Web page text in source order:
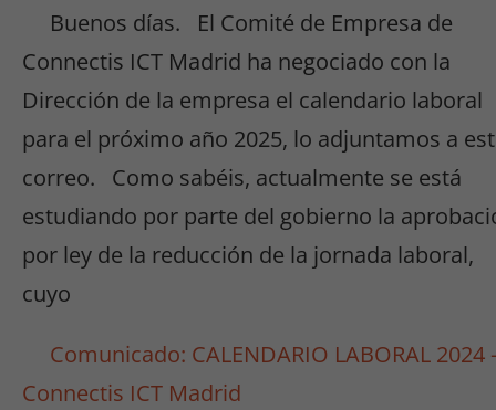
Buenos días. El Comité de Empresa de
Connectis ICT Madrid ha negociado con la
Dirección de la empresa el calendario laboral
para el próximo año 2025, lo adjuntamos a
correo. Como sabéis, actualmente se está
estudiando por parte del gobierno la
por ley de la reducción de la jornada laboral,
cuyo
Comunicado: CALENDARIO LABORAL 2024
Connectis ICT Madrid